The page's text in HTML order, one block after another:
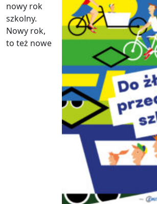
nowy rok
szkolny.
Nowy rok,
to też nowe